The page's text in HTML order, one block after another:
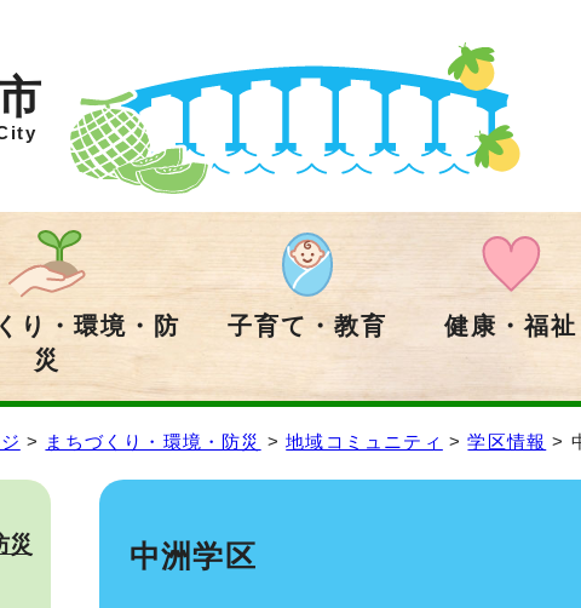
り・環境・防
災
子育て・教育 健康・福祉
> まちづくり・環境・防災 >地域コミュニティ >学区情報 >
中洲学区
災